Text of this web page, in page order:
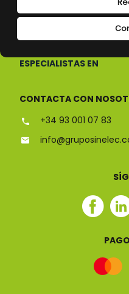
ESPECIALISTAS EN
CONTACTA CON
+34 93 001 07 83